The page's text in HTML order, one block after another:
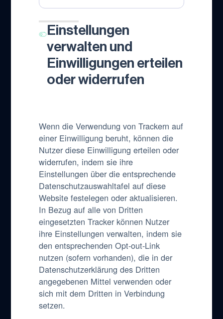
Einstellungen
verwalten und
Einwilligungen erteilen
oder widerrufen
Wenn die Verwendung von Trackern auf
einer Einwilligung beruht, können die
Nutzer diese Einwilligung erteilen oder
widerrufen, indem sie ihre
Einstellungen über die entsprechende
Datenschutzauswahltafel auf diese
Website festelegen oder aktualisieren.
In Bezug auf alle von Dritten
eingesetzten Tracker können Nutzer
ihre Einstellungen verwalten, indem sie
den entsprechenden Opt-out-Link
nutzen (sofern vorhanden), die in der
Datenschutzerklärung des Dritten
angegebenen Mittel verwenden oder
sich mit dem Dritten in Verbindung
setzen.